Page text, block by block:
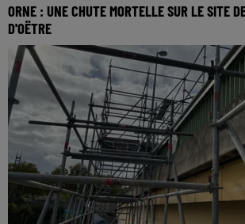
ORNE : UNE CHUTE MORTELLE SUR LE SITE
D'OËTRE